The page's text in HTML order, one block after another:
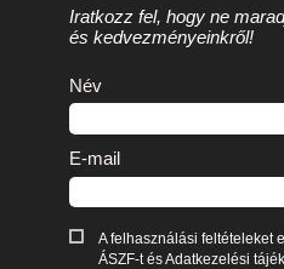
Iratkozz fel, hogy ne
és kedvezményeinkről!
Név
E-mail
A felhasználási feltételeket
ÁSZF-t és Adatkezelési